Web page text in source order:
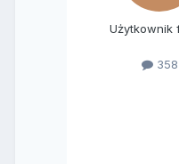
Użytkownik
358